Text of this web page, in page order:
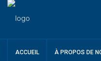
ACCUEIL À PROPOS DE